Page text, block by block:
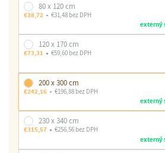
80 x 120 cm
€38,72
€31,48 bez DPH
externý
120 x 170 cm
€73,31
€59,60 bez DPH
200 x 300 cm
€242,16
€196,88 bez DPH
externý
230 x 340 cm
€315,57
€256,56 bez DPH
externý